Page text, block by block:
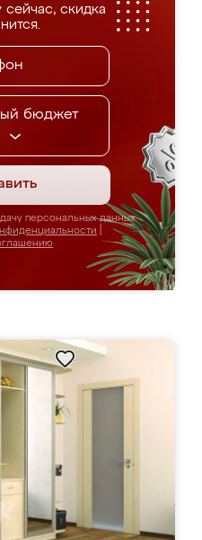
сейчас, скидка
бюджет
персональных данных